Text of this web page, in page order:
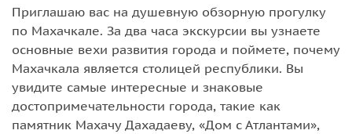
Приглашаю вас на душевную обзорную прогулку
по Махачкале. За два часа экскурсии вы узнаете
основные вехи развития города и поймете, почему
Махачкала является столицей республики. Вы
увидите самые интересные и знаковые
достопримечательности города, такие как
памятник Махачу Дахадаеву, «Дом с Атлантами»,